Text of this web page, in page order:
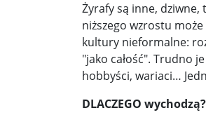
Żyrafy są inne,
niższego wzrostu
kultury nieformalne:
"jako całość". Trudno
hobbyści, wariaci…
DLACZEGO